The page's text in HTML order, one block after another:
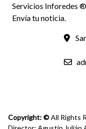
Servicios Inforedes ®
Envía tu noticia.
Copyright: ©All Rights